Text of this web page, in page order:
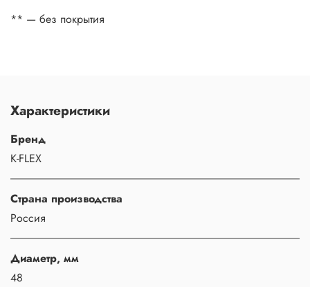
** — без покрытия
Характеристики
Бренд
K-FLEX
Страна производства
Россия
Диаметр, мм
48